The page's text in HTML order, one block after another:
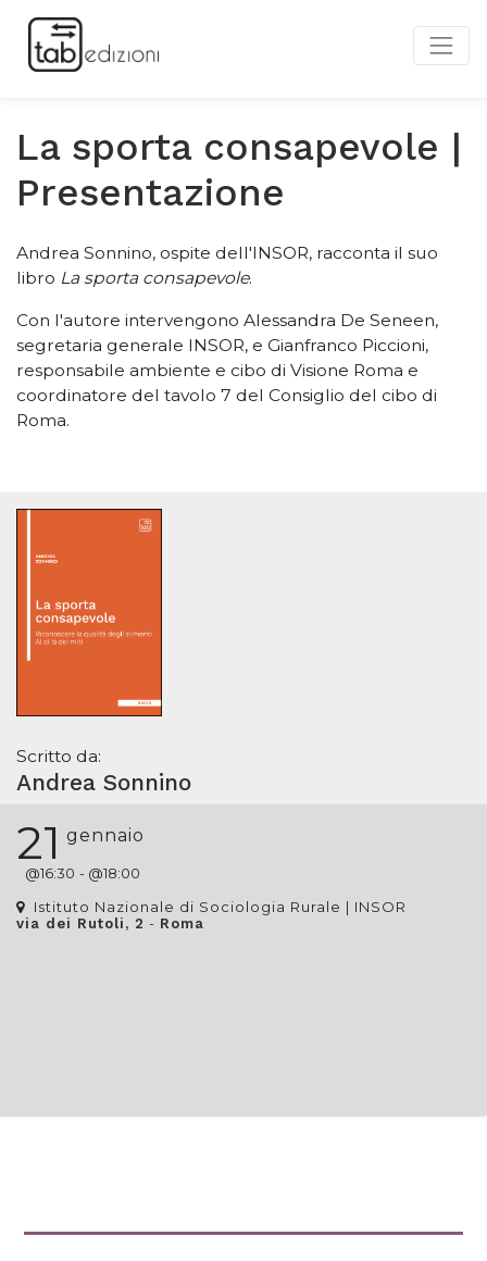
La sporta consapevole |
Presentazione
Andrea Sonnino, ospite dell'INSOR, racconta il suo
libro La sporta consapevole.
Con l'autore intervengono Alessandra De Seneen,
segretaria generale INSOR, e Gianfranco Piccioni,
responsabile ambiente e cibo di Visione Roma e
coordinatore del tavolo 7 del Consiglio del cibo di
Roma.
Scritto da:
Andrea Sonnino
21 gennaio
@16:30 - @18:00
Istituto Nazionale di Sociologia Rurale | INSOR
via dei Rutoli, 2 - Roma